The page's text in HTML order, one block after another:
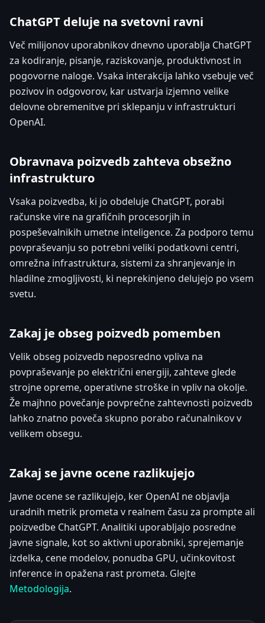
ChatGPT deluje na svetovni ravni
Več milijonov uporabnikov dnevno uporablja ChatGPT
za kodiranje, pisanje, raziskovanje, produktivnost in
pogovorne naloge. Vsaka interakcija lahko vsebuje več
pozivov in odgovorov, kar ustvarja izjemno velike
delovne obremenitve pri sklepanju v infrastrukturi
OpenAI.
Obravnava poizvedb zahteva obsežno
infrastrukturo
Vsaka poizvedba, ki jo obdeluje ChatGPT, porabi
računske vire na grafičnih procesorjih in
pospeševalnikih umetne inteligence. Za podporo temu
povpraševanju so potrebni veliki podatkovni centri,
omrežna infrastruktura, sistemi za shranjevanje in
hladilne zmogljivosti, ki neprekinjeno delujejo po vsem
svetu.
Zakaj je obseg poizvedb pomemben
Velik obseg poizvedb neposredno vpliva na
povpraševanje po električni energiji, zahteve glede
strojne opreme, operativne stroške in vpliv na okolje.
Že majhno povečanje povprečne zahtevnosti poizvedb
lahko znatno poveča skupno porabo računalnikov v
velikem obsegu.
Zakaj se javne ocene razlikujejo
Javne ocene se razlikujejo, ker OpenAI ne objavlja
uradnih metrik prometa v realnem času za prompte ali
poizvedbe ChatGPT. Analitiki uporabljajo posredne
javne signale, kot so aktivni uporabniki, sprejemanje
izdelka, cene modelov, ponudba GPU, učinkovitost
inference in opažena rast prometa. Glejte
Metodologija.